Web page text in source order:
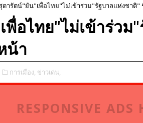
ดารัตน์"ยัน"เพื่อไทย"ไม่เข้าร่วม"รัฐบาลแห่งชาติ"
อไทย"ไม่เข้าร่วม
น้า
การเมือง, ข่าวเด่น,
RESPONSIVE ADS